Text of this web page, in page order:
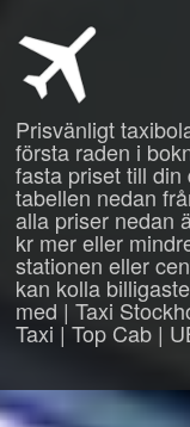
Prisvänligt
första raden i
fasta priset till
tabellen nedan
alla priser nedan
kr mer eller
stationen eller
kan kolla
med | Taxi
Taxi | Top Cab |